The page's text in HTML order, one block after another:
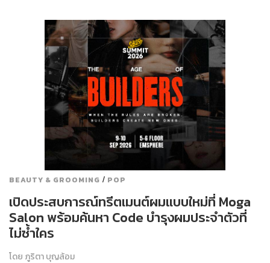
BEAUTY & GROOMING / POP
เปิดประสบการณ์ทรีตเมนต์ผมแบบใหม่ที่ Moga
Salon พร้อมค้นหา Code บำรุงผมประจำตัวที่
ไม่ซ้ำใคร
โดย ภูริตา บุญล้อม